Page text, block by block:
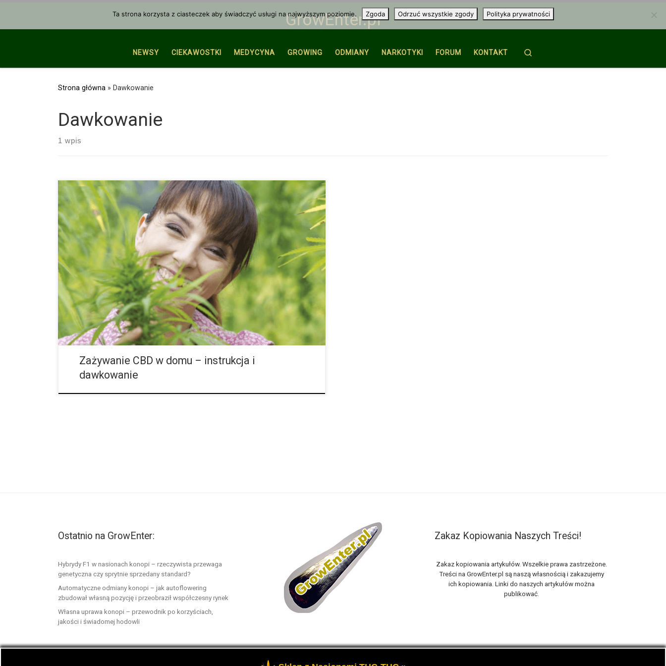
GrowEnter.pl
NEWSY CIEKAWOSTKI MEDYCYNA GROWING ODMIANY NARKOTYKI FORUM KONTAKT
Strona główna » Dawkowanie
Dawkowanie
1 wpis
Pojawienie się odmian marihuany zawierających CBD oraz różnych
niepsychoaktywnych preparatów z CBD, takich jak olejki, kapsułki, kremy czy
kryształy zmieniło postrzeganie cannabisu na całym świecie. Mając te produkty przed
oczami […]
Zażywanie CBD w domu – instrukcja i
dawkowanie
Ostatnio na GrowEnter:
Hybrydy F1 w nasionach konopi – rzeczywista przewaga
genetyczna czy sprytnie sprzedany standard?
Automatyczne odmiany konopi – jak autoflowering
zbudował własną pozycję i przeobraził współczesny rynek
Własna uprawa konopi – przewodnik po korzyściach,
jakości i świadomej hodowli
Zakaz Kopiowania Naszych Treści!
Zakaz kopiowania artykułów. Wszelkie prawa zastrzeżone.
Treści na GrowEnter.pl są naszą własnością i zakazujemy
ich kopiowania. Linki do naszych artykułów można
publikować.
Ta strona korzysta z ciasteczek aby świadczyć usługi na najwyższym poziomie. Zgoda Odrzuć wszystkie zgody Polityka prywatności